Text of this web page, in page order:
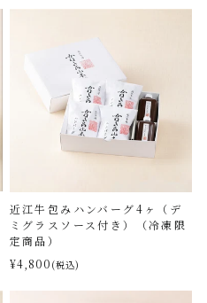
近江牛包みハンバーグ4ヶ（デ
ミグラスソース付き）（冷凍限
定商品）
¥4,800 (税込)